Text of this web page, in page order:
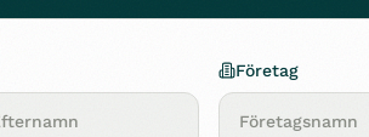
Företag